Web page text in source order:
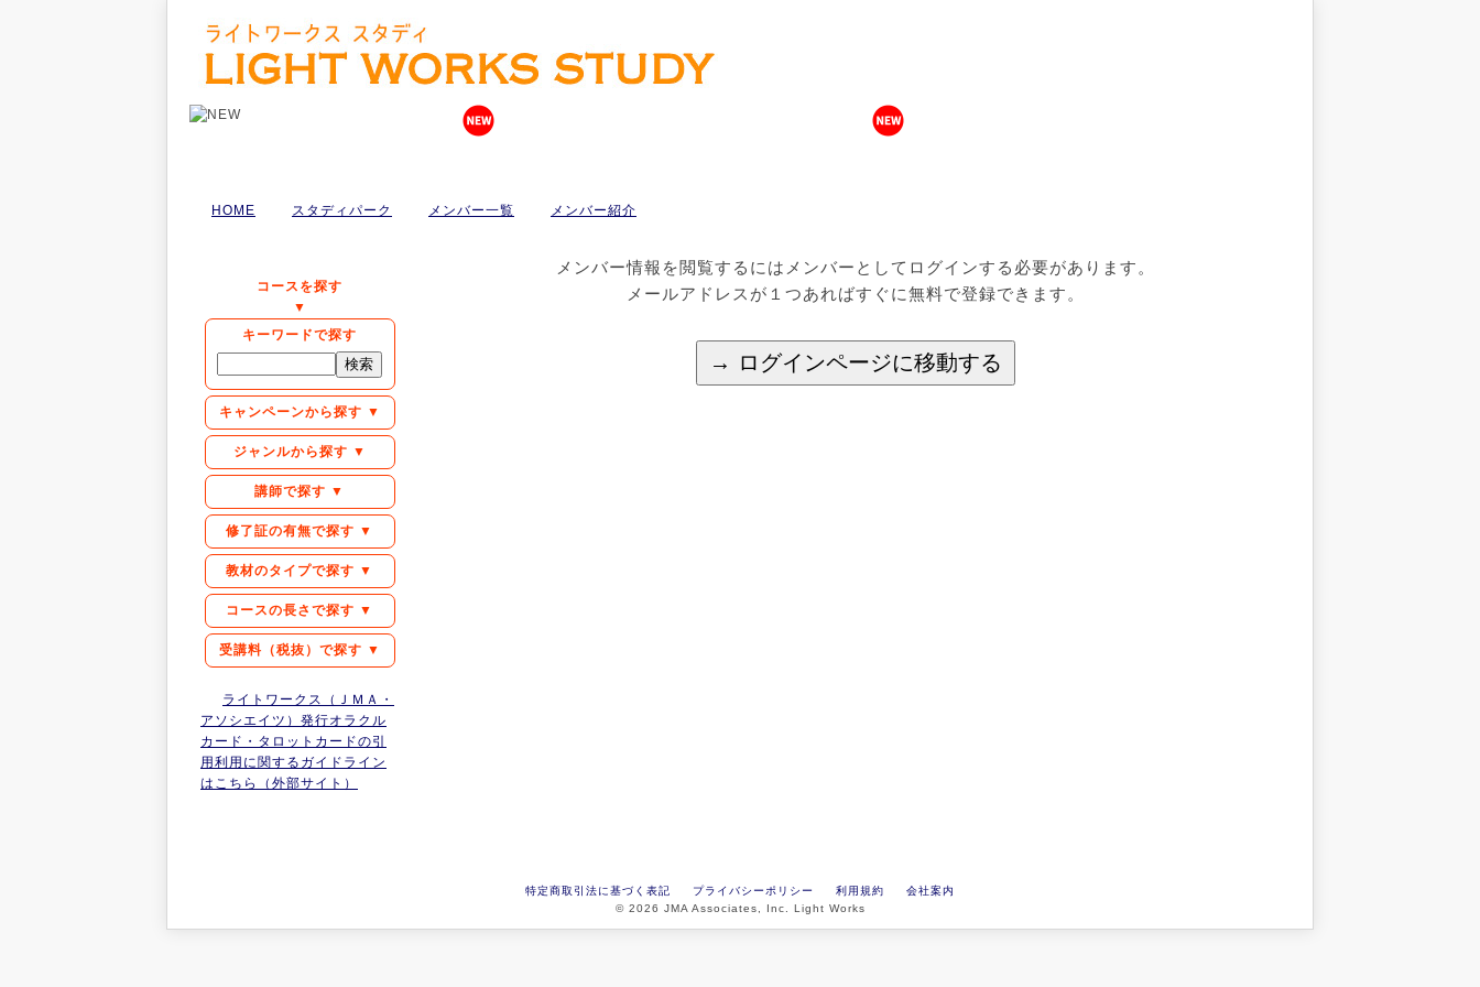
HOME スタディパーク メンバー一覧 メンバー紹介
コースを探す
▼
キーワードで探す
キャンペーンから探す ▼
ジャンルから探す ▼
講師で探す ▼
修了証の有無で探す ▼
教材のタイプで探す ▼
コースの長さで探す ▼
受講料（税抜）で探す ▼
ライトワークス（ＪＭＡ・
アソシエイツ）発行オラクル
カード・タロットカードの引
用利用に関するガイドライン
はこちら（外部サイト）
メンバー情報を閲覧するにはメンバーとしてログインする必要があります。
メールアドレスが１つあればすぐに無料で登録できます。
特定商取引法に基づく表記 プライバシーポリシー 利用規約
会社案内
© 2026 JMA Associates, Inc. Light Works